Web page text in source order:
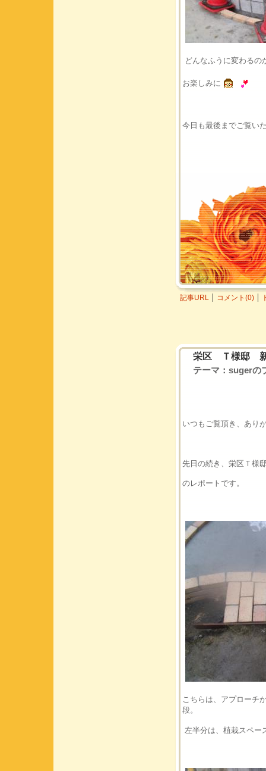
どんなふうに変わる
お楽しみに
今日も最後までご覧い
記事URL コメント(0)
栄区 Ｔ様邸 新
テーマ： sugerの
いつもご覧頂き、あり
先日の続き、栄区Ｔ様
のレポートです。
こちらは、アプローチ
段。
左半分は、植栽スペー